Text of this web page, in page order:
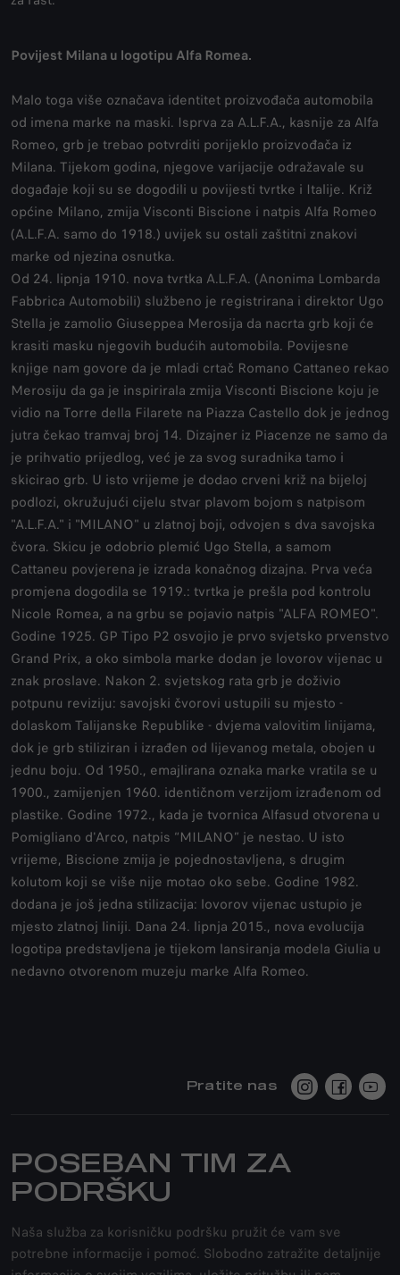
Povijest Milana u logotipu Alfa Romea.
Malo toga više označava identitet proizvođača automobila
od imena marke na maski. Isprva za A.L.F.A., kasnije za Alfa
Romeo, grb je trebao potvrditi porijeklo proizvođača iz
Milana. Tijekom godina, njegove varijacije odražavale su
događaje koji su se dogodili u povijesti tvrtke i Italije. Križ
općine Milano, zmija Visconti Biscione i natpis Alfa Romeo
(A.L.F.A. samo do 1918.) uvijek su ostali zaštitni znakovi
marke od njezina osnutka.
Od 24. lipnja 1910. nova tvrtka A.L.F.A. (Anonima Lombarda
Fabbrica Automobili) službeno je registrirana i direktor Ugo
Stella je zamolio Giuseppea Merosija da nacrta grb koji će
krasiti masku njegovih budućih automobila. Povijesne
knjige nam govore da je mladi crtač Romano Cattaneo rekao
Merosiju da ga je inspirirala zmija Visconti Biscione koju je
vidio na Torre della Filarete na Piazza Castello dok je jednog
jutra čekao tramvaj broj 14. Dizajner iz Piacenze ne samo da
je prihvatio prijedlog, već je za svog suradnika tamo i
skicirao grb. U isto vrijeme je dodao crveni križ na bijeloj
podlozi, okružujući cijelu stvar plavom bojom s natpisom
"A.L.F.A." i "MILANO" u zlatnoj boji, odvojen s dva savojska
čvora. Skicu je odobrio plemić Ugo Stella, a samom
Cattaneu povjerena je izrada konačnog dizajna. Prva veća
promjena dogodila se 1919.: tvrtka je prešla pod kontrolu
Nicole Romea, a na grbu se pojavio natpis "ALFA ROMEO".
Godine 1925. GP Tipo P2 osvojio je prvo svjetsko prvenstvo
Grand Prix, a oko simbola marke dodan je lovorov vijenac u
znak proslave. Nakon 2. svjetskog rata grb je doživio
potpunu reviziju: savojski čvorovi ustupili su mjesto -
dolaskom Talijanske Republike - dvjema valovitim linijama,
dok je grb stiliziran i izrađen od lijevanog metala, obojen u
jednu boju. Od 1950., emajlirana oznaka marke vratila se u
1900., zamijenjen 1960. identičnom verzijom izrađenom od
plastike. Godine 1972., kada je tvornica Alfasud otvorena u
Pomigliano d'Arco, natpis “MILANO” je nestao. U isto
vrijeme, Biscione zmija je pojednostavljena, s drugim
kolutom koji se više nije motao oko sebe. Godine 1982.
dodana je još jedna stilizacija: lovorov vijenac ustupio je
mjesto zlatnoj liniji. Dana 24. lipnja 2015., nova evolucija
logotipa predstavljena je tijekom lansiranja modela Giulia u
nedavno otvorenom muzeju marke Alfa Romeo.
Pratite nas
POSEBAN TIM ZA
PODRŠKU
Naša služba za korisničku podršku pružit će vam sve
potrebne informacije i pomoć. Slobodno zatražite detaljnije